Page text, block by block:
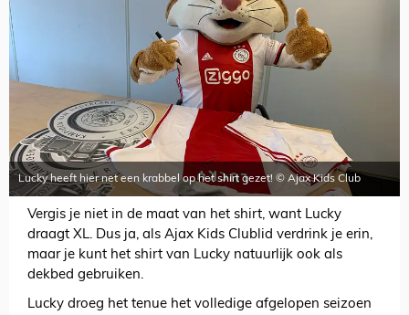
Lucky heeft hier net een krabbel op het shirt gezet! © Ajax Kids Club
Vergis je niet in de maat van het shirt, want Lucky
draagt XL. Dus ja, als Ajax Kids Clublid verdrink je erin,
maar je kunt het shirt van Lucky natuurlijk ook als
dekbed gebruiken.
Lucky droeg het tenue het volledige afgelopen seizoen